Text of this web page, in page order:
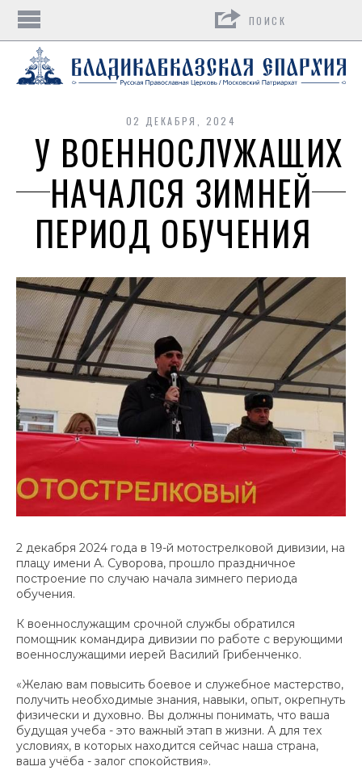
02 ДЕКАБРЯ, 2024
У ВОЕННОСЛУЖАЩИХ
НАЧАЛСЯ ЗИМНЕЙ
ПЕРИОД ОБУЧЕНИЯ
2 декабря 2024 года в 19-й мотострелковой дивизии, на
плацу имени А. Суворова, прошло праздничное
построение по случаю начала зимнего периода
обучения.
К военнослужащим срочной службы обратился
помощник командира дивизии по работе с верующими
военнослужащими иерей Василий Грибенченко.
«Желаю вам повысить боевое и служебное мастерство,
получить необходимые знания, навыки, опыт, окрепнуть
физически и духовно. Вы должны понимать, что ваша
будущая учеба - это важный этап в жизни. А для тех
условиях, в которых находится сейчас наша страна,
ваша учёба - залог спокойствия».